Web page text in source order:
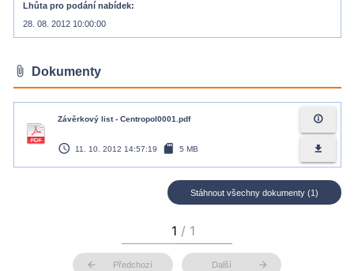
Lhůta pro podání nabídek
28. 08. 2012 10:00:00
attach_file Dokumenty
Závěrkový list - Centropol0001.pdf
access_time 11. 10. 2012 14:57:19 sd_card 5 MB
info_outline
file_download
Stáhnout všechny dokumenty (1)
arrow_back Předchozí Další arrow_forward